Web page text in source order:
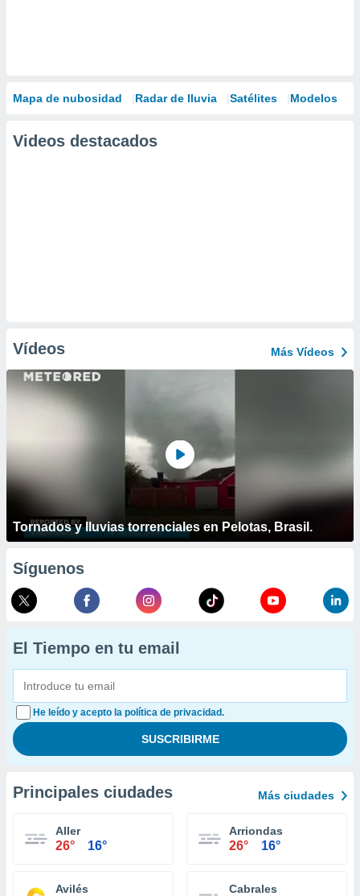
Mapa de nubosidad Radar de lluvia Satélites Modelos
Videos destacados
Vídeos Más Vídeos
Tornados y lluvias torrenciales en Pelotas, Brasil.
Síguenos
El Tiempo en tu email
He leído y acepto la política de privacidad.
Principales ciudades Más ciudades
Aller
26° 16°
Arriondas
26° 16°
Avilés Cabrales